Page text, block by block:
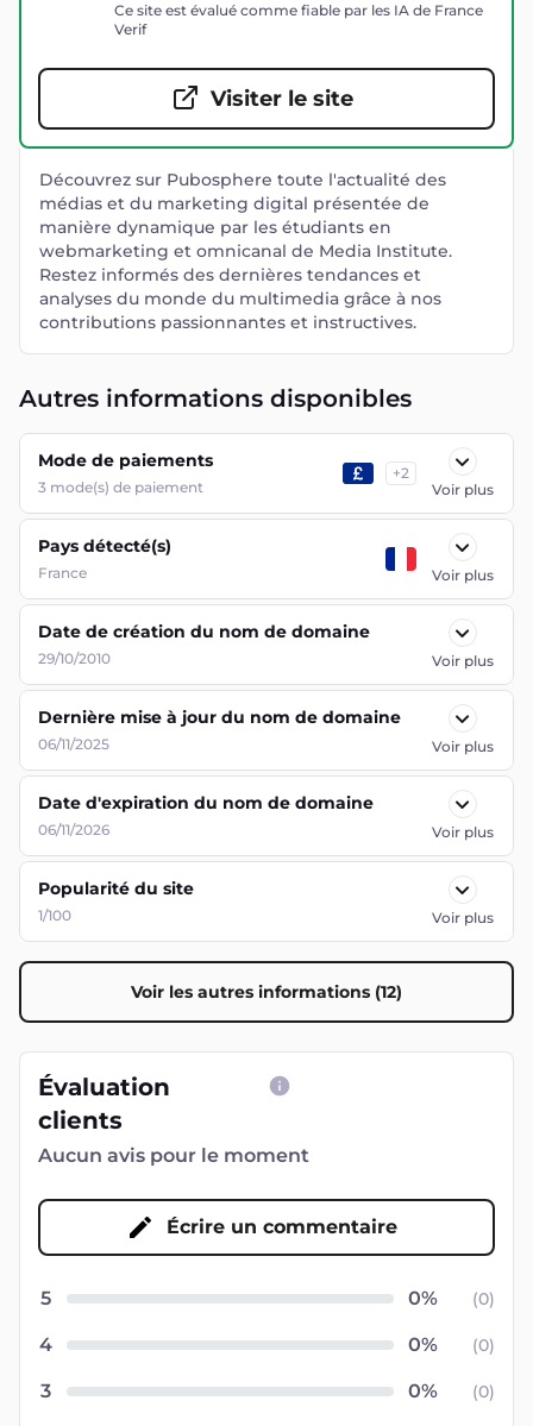
Ce site est évalué comme fiable par les IA de France
Verif
Visiter le site
Découvrez sur Pubosphere toute l'actualité des
médias et du marketing digital présentée de
manière dynamique par les étudiants en
webmarketing et omnicanal de Media Institute.
Restez informés des dernières tendances et
analyses du monde du multimedia grâce à nos
contributions passionnantes et instructives.
Autres informations disponibles
Mode de paiements
3 mode(s) de paiement
+2
Voir plus
Pays détecté(s)
France Voir plus
Date de création du nom de domaine
29/10/2010 Voir plus
Dernière mise à jour du nom de domaine
06/11/2025 Voir plus
Date d'expiration du nom de domaine
06/11/2026 Voir plus
Popularité du site
1/100 Voir plus
Voir les autres informations (12)
Évaluation
clients
Aucun avis pour le moment
Écrire un commentaire
5 (0)
4 (0)
3 (0)